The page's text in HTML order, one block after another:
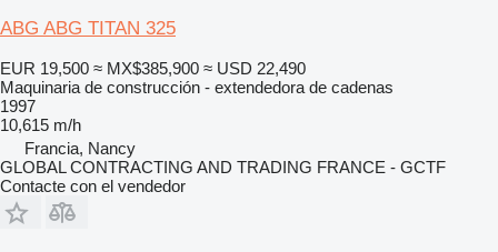
ABG ABG TITAN 325
EUR 19,500 ≈ MX$385,900 ≈ USD 22,490
Maquinaria de construcción - extendedora de cadenas
1997
10,615 m/h
Francia, Nancy
GLOBAL CONTRACTING AND TRADING FRANCE - GCTF
Contacte con el vendedor